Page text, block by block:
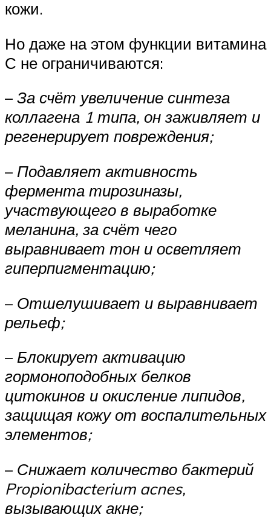
кожи.
Но даже на этом функции витамина
С не ограничиваются:
– За счёт увеличение синтеза
коллагена 1 типа, он заживляет и
регенерирует повреждения;
– Подавляет активность
фермента тирозиназы,
участвующего в выработке
меланина, за счёт чего
выравнивает тон и осветляет
гиперпигментацию;
– Отшелушивает и выравнивает
рельеф;
– Блокирует активацию
гормоноподобных белков
цитокинов и окисление липидов,
защищая кожу от воспалительных
элементов;
– Снижает количество бактерий
Propionibacterium acnes,
вызывающих акне;